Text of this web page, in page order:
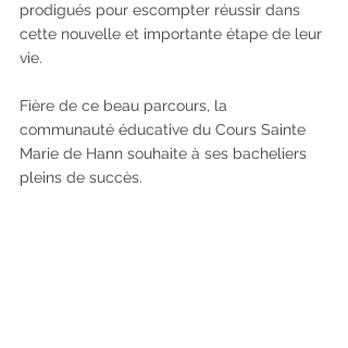
prodigués pour escompter réussir dans
cette nouvelle et importante étape de leur
vie.
Fière de ce beau parcours, la
communauté éducative du Cours Sainte
Marie de Hann souhaite à ses bacheliers
pleins de succès.